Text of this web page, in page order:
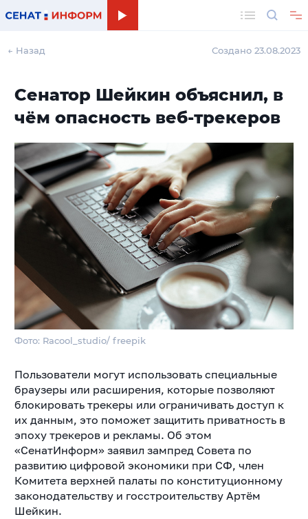
← Назад Создано 23.08.2023
Сенатор Шейкин объяснил, в
чём опасность веб-трекеров
Фото: Racool_studio/ freepik
Пользователи могут использовать специальные
браузеры или расширения, которые позволяют
блокировать трекеры или ограничивать доступ к
их данным, это поможет защитить приватность в
эпоху трекеров и рекламы. Об этом
«СенатИнформ» заявил зампред Совета по
развитию цифровой экономики при СФ, член
Комитета верхней палаты по конституционному
законодательству и госстроительству Артём
Шейкин.